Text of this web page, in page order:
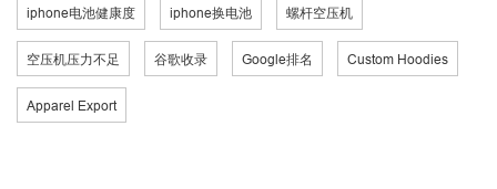
iphone电池健康度 iphone换电池 螺杆空压机
空压机压力不足 谷歌收录 Google排名 Custom Hoodies
Apparel Export